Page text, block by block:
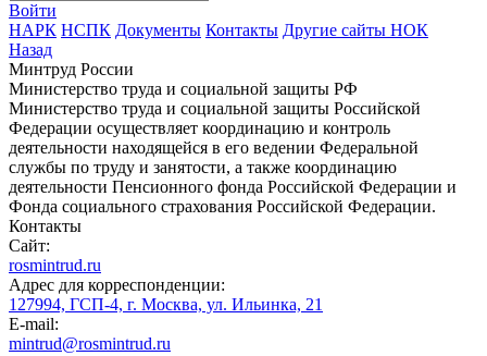
Войти
НАРК НСПК Документы Контакты Другие сайты НОК
Назад
Минтруд России
Министерство труда и социальной защиты РФ
Министерство труда и социальной защиты Российской
Федерации осуществляет координацию и контроль
деятельности находящейся в его ведении Федеральной
службы по труду и занятости, а также координацию
деятельности Пенсионного фонда Российской Федерации и
Фонда социального страхования Российской Федерации.
Контакты
Сайт:
rosmintrud.ru
Адрес для корреспонденции:
127994, ГСП-4, г. Москва, ул. Ильинка, 21
E-mail:
mintrud@rosmintrud.ru